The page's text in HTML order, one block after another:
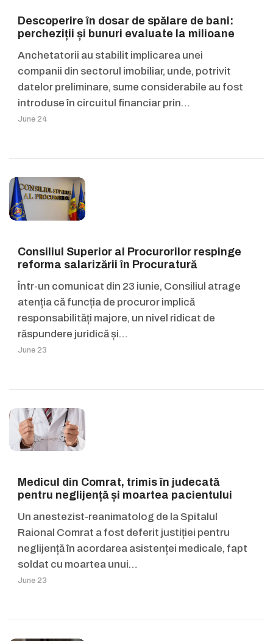
Descoperire în dosar de spălare de bani:
percheziții și bunuri evaluate la milioane
Anchetatorii au stabilit implicarea unei
companii din sectorul imobiliar, unde, potrivit
datelor preliminare, sume considerabile au fost
introduse în circuitul financiar prin…
June 24
Consiliul Superior al Procurorilor respinge
reforma salarizării în Procuratură
Într-un comunicat din 23 iunie, Consiliul atrage
atenția că funcția de procuror implică
responsabilități majore, un nivel ridicat de
răspundere juridică și…
June 23
Medicul din Comrat, trimis în judecată
pentru neglijență și moartea pacientului
Un anestezist-reanimatolog de la Spitalul
Raional Comrat a fost deferit justiției pentru
neglijență în acordarea asistenței medicale, fapt
soldat cu moartea unui…
June 23